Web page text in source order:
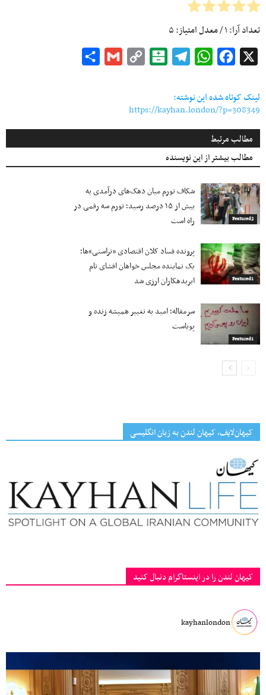
تعداد آرا:۱/ معدل امتیاز:۵
Facebook
WhatsApp
Telegram
Balatarin
Copy
Gmail
لینک کوتاه شده این نوشته:
https://kayhan.london/?p=308349
مطالب مرتبط
مطالب بیشتر از این نویسنده
Featured2
شکاف تورم میان دهک‌های درآمدی به
بیش از ۱۵ درصد رسید؛ تورم سه رقمی در
راه است
Featured1
پرونده فساد کلان اقتصادی «تراستی»ها؛
یک نماینده مجلس خواهان افشای نام
ابربدهکاران ارزی شد
Featured1
سرمقاله؛ امید به تغییر همیشه زنده و
پویاست
کیهان‌لایف، کیهان لندن به زبان انگلیسی
کیهان لندن را در اینستاگرام دنبال کنید
kayhanlondon